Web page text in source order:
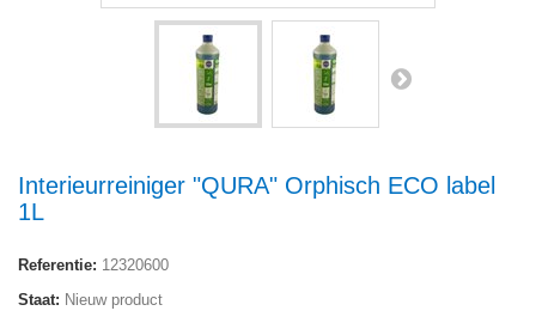
Interieurreiniger "QURA" Orphisch ECO label
1L
Referentie: 12320600
Staat: Nieuw product